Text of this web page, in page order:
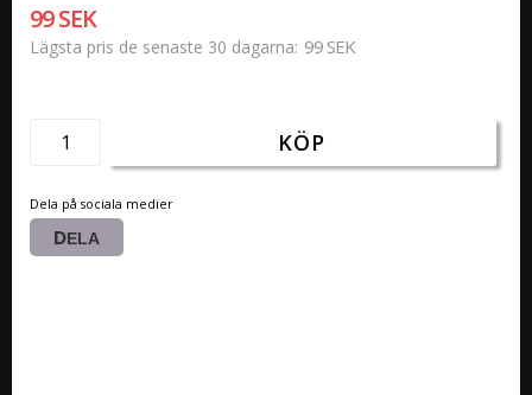
99 SEK
Lägsta pris de senaste 30 dagarna 99 SEK
KÖP
Dela på sociala medier
DELA